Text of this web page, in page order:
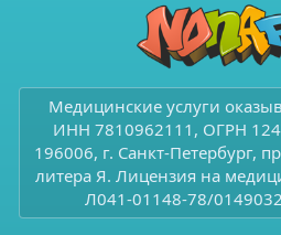
Медицинские услуги
ИНН 7810962111, ОГРН
196006, г. Санкт-Петербург,
литера Я. Лицензия на
Л041-01148-78/